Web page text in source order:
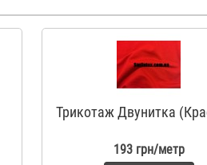
Трикотаж Двунитка
193 грн/метр